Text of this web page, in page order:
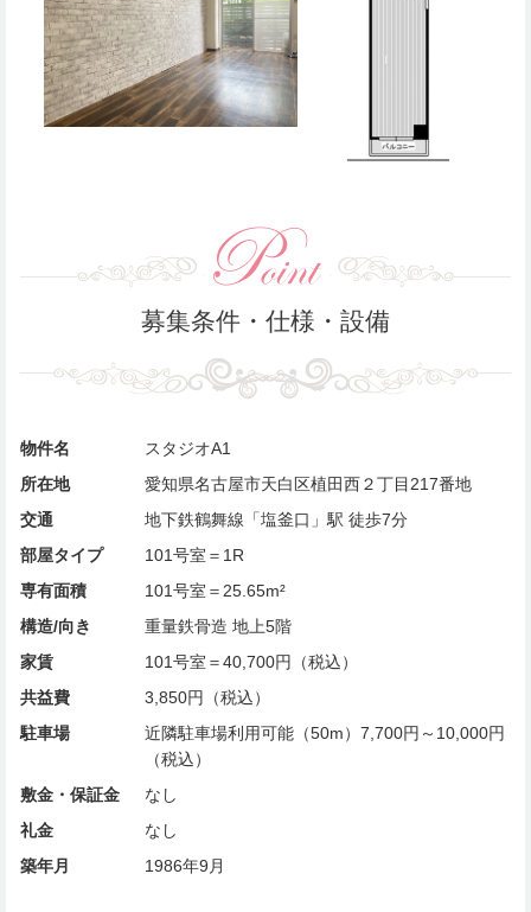
募集条件・仕様・設備
物件名
スタジオA1
所在地
愛知県名古屋市天白区植田西２丁目217番地
交通
地下鉄鶴舞線「塩釜口」駅 徒歩7分
部屋タイプ
101号室＝1R
専有面積
101号室＝25.65m²
構造/向き
重量鉄骨造 地上5階
家賃
101号室＝40,700円（税込）
共益費
3,850円（税込）
駐車場
近隣駐車場利用可能（50m）7,700円～10,000円
（税込）
敷金・保証金
なし
礼金
なし
築年月
1986年9月